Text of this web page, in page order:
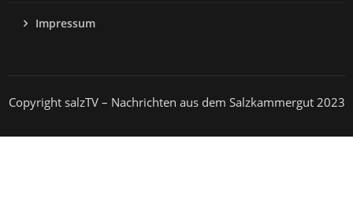
Impressum
Copyright salzTV – Nachrichten aus dem Salzkammergut 2023